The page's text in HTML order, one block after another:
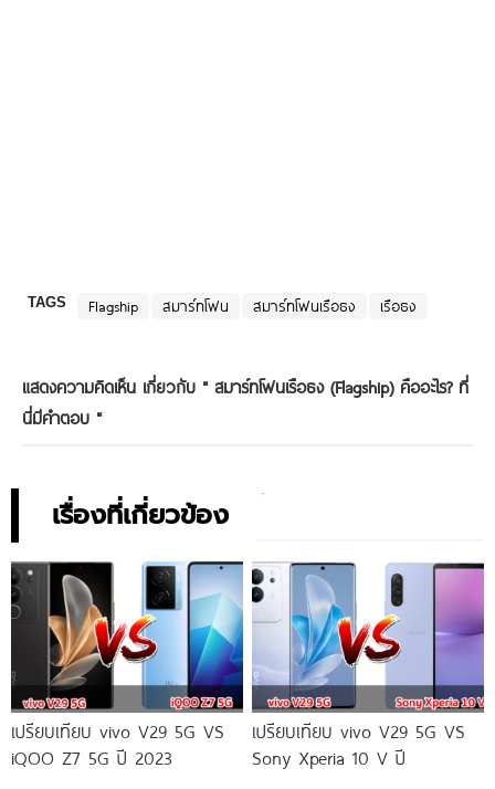
TAGS Flagship สมาร์ทโฟน สมาร์ทโฟนเรือธง เรือธง
แสดงความคิดเห็น เกี่ยวกับ " สมาร์ทโฟนเรือธง (Flagship) คืออะไร? ที่
นี่มีคำตอบ "
เรื่องที่เกี่ยวข้อง
เปรียบเทียบ vivo V29 5G VS
iQOO Z7 5G ปี 2023
เปรียบเทียบ vivo V29 5G VS
Sony Xperia 10 V ปี